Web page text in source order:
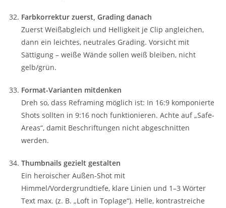
Farbkorrektur zuerst, Grading danach
Zuerst Weißabgleich und Helligkeit je Clip angleichen,
dann ein leichtes, neutrales Grading. Vorsicht mit
Sättigung – weiße Wände sollen weiß bleiben, nicht
gelb/grün.
Format-Varianten mitdenken
Dreh so, dass Reframing möglich ist: In 16:9 komponierte
Shots sollten in 9:16 noch funktionieren. Achte auf „Safe-
Areas“, damit Beschriftungen nicht abgeschnitten
werden.
Thumbnails gezielt gestalten
Ein heroischer Außen-Shot mit
Himmel/Vordergrundtiefe, klare Linien und 1–3 Wörter
Text max. (z. B. „Loft in Toplage“). Helle, kontrastreiche